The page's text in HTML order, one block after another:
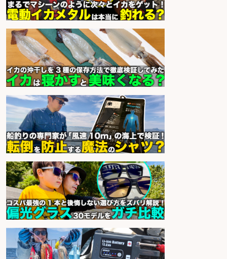
魚をさばける方必見「鮮魚部門スタ
ッフ」/3つの働き方が選べる
会社名 株式会社旬
sponsored by 求人ボックス
コンビニ/広島県/魚を捌ける方必見
鮮魚コーナーでの加工作業/週4日か
ら勤務OK/残業少なめ
会社名 株式会社ホットスタッフ五日市
食品工場での魚のパック詰め・梱包
会社名 株式会社ヒューマンアイ
sponsored by 求人ボックス
さらに求人情報を見る